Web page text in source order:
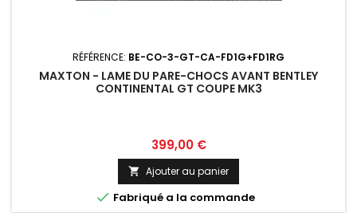
RÉFÉRENCE: BE-CO-3-GT-CA-FD1G+FD1RG
MAXTON - LAME DU PARE-CHOCS AVANT BENTLEY
CONTINENTAL GT COUPE MK3
Prix
399,00 €
 Ajouter au panier
 Fabriqué a la commande